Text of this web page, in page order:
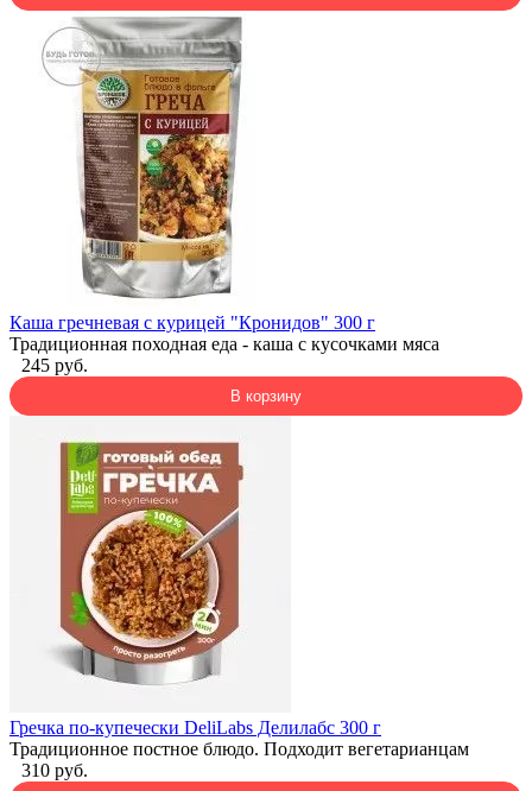
Каша гречневая с курицей "Кронидов" 300 г
Традиционная походная еда - каша с кусочками мяса
245 руб.
В корзину
Гречка по-купечески DeliLabs Делилабс 300 г
Традиционное постное блюдо. Подходит вегетарианцам
310 руб.